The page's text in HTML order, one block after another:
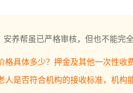
养帮虽已严格审核，但也不能完
格具体多少？押金及其他一次性收
人是否符合机构的接收标准，机构